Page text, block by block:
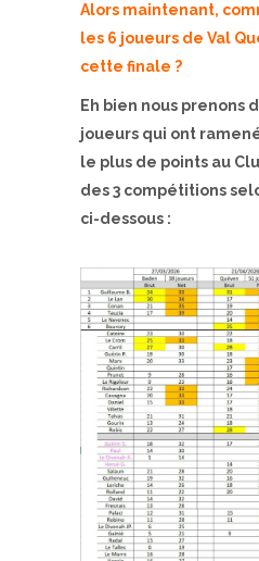
Alors maintenant,
les 6 joueurs de Val
cette finale ?
Eh bien nous prenons
joueurs qui ont
le plus de points au
des 3 compétitions
ci-dessous :